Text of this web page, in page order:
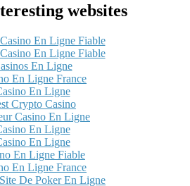
websites
En Ligne Fiable
En Ligne Fiable
En Ligne
En Ligne France
En Ligne
Crypto Casino
Casino En Ligne
En Ligne
En Ligne
En Ligne Fiable
En Ligne France
De Poker En Ligne